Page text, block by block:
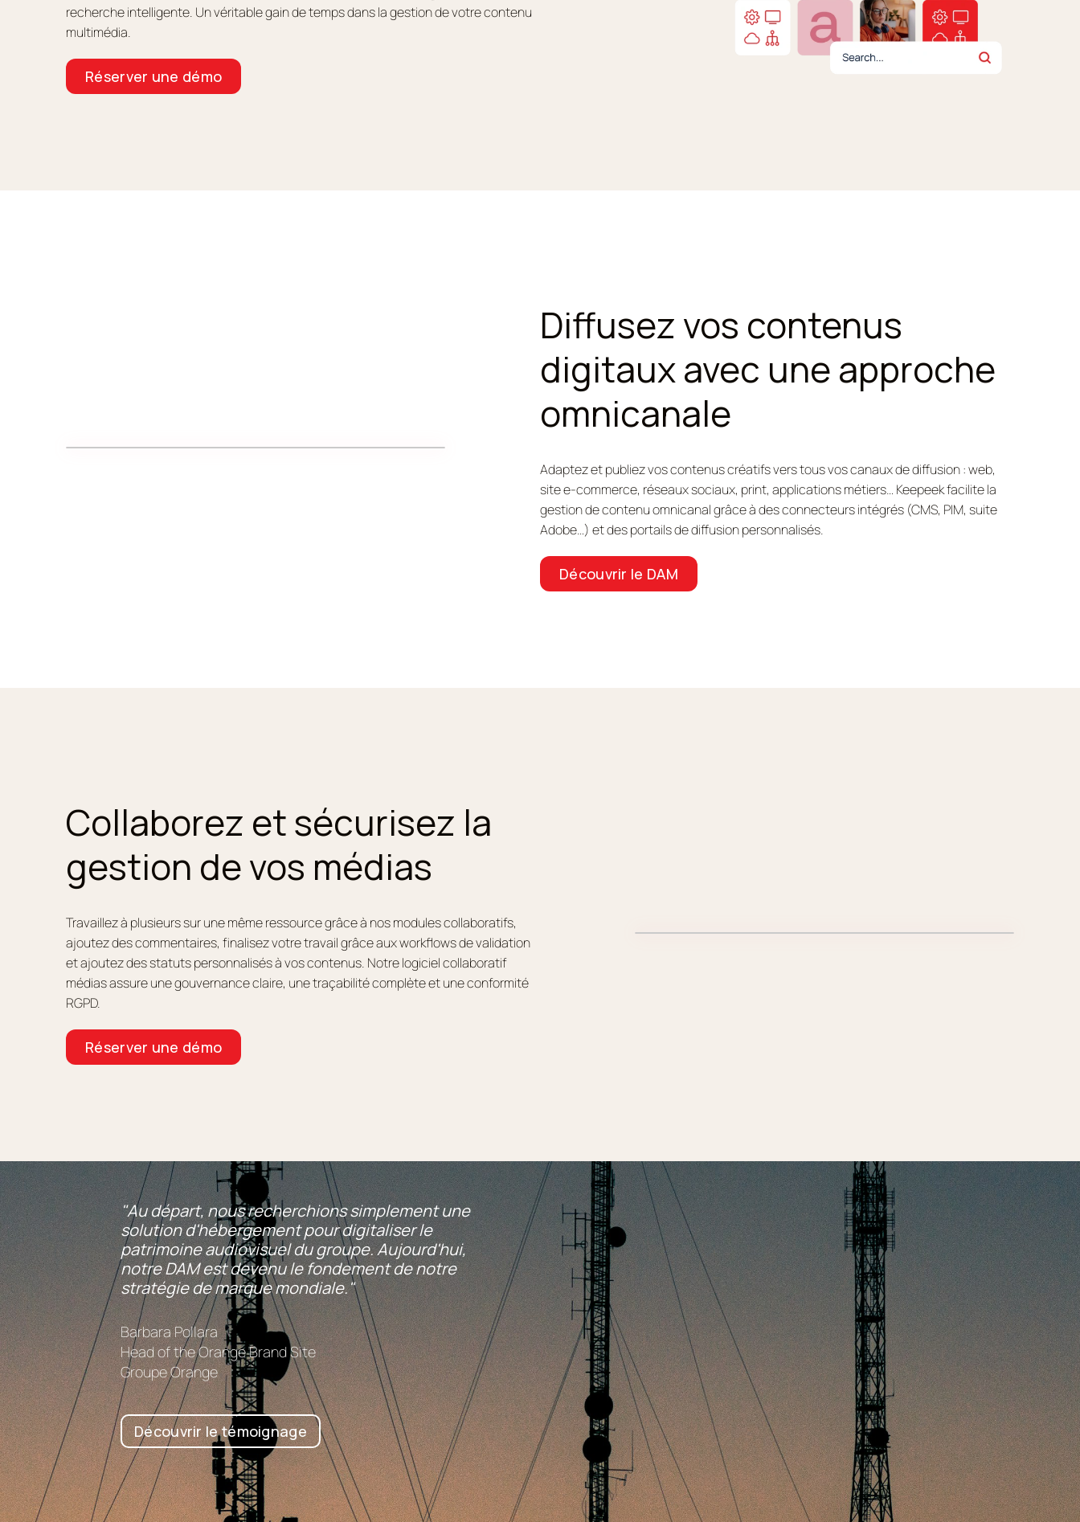
recherche intelligente. Un véritable gain de temps dans la gestion de votre contenu
multimédia.
Réserver une démo
Diffusez vos contenus
digitaux avec une approche
omnicanale
Adaptez et publiez vos contenus créatifs vers tous vos canaux de diffusion : web,
site e-commerce, réseaux sociaux, print, applications métiers… Keepeek facilite la
gestion de contenu omnicanal grâce à des connecteurs intégrés (CMS, PIM, suite
Adobe…) et des portails de diffusion personnalisés.
Découvrir le DAM
Collaborez et sécurisez la
gestion de vos médias
Travaillez à plusieurs sur une même ressource grâce à nos modules collaboratifs,
ajoutez des commentaires, finalisez votre travail grâce aux workflows de validation
et ajoutez des statuts personnalisés à vos contenus. Notre logiciel collaboratif
médias assure une gouvernance claire, une traçabilité complète et une conformité
RGPD.
Réserver une démo
"Au départ, nous recherchions simplement une
solution d'hébergement pour digitaliser le
patrimoine audiovisuel du groupe. Aujourd'hui,
notre DAM est devenu le fondement de notre
stratégie de marque mondiale."
Barbara Pollara
Head of the Orange Brand Site
Groupe Orange
Découvrir le témoignage